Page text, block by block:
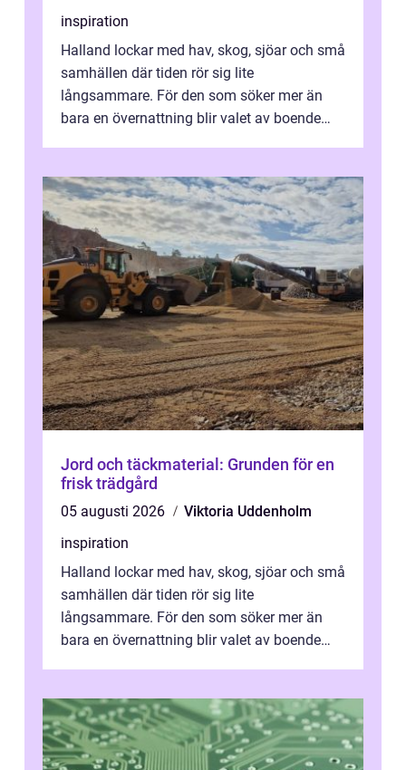
inspiration
Halland lockar med hav, skog, sjöar och små
samhällen där tiden rör sig lite
långsammare. För den som söker mer än
bara en övernattning blir valet av boende
Jord och täckmaterial: Grunden för en
frisk trädgård
05 augusti 2026
Viktoria Uddenholm
inspiration
Halland lockar med hav, skog, sjöar och små
samhällen där tiden rör sig lite
långsammare. För den som söker mer än
bara en övernattning blir valet av boende